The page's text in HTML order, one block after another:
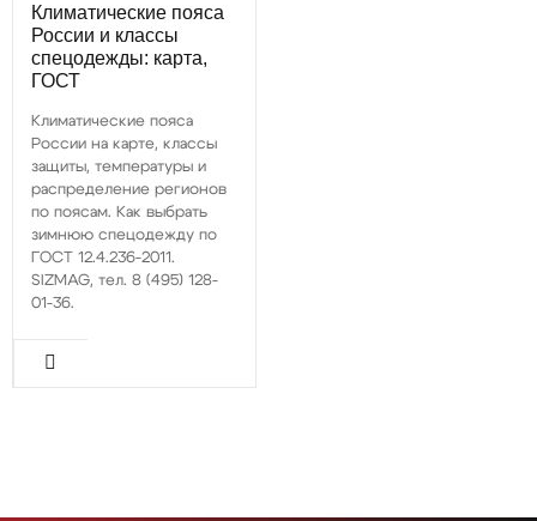
Климатические пояса
России и классы
спецодежды: карта,
ГОСТ
Климатические пояса
России на карте, классы
защиты, температуры и
распределение регионов
по поясам. Как выбрать
зимнюю спецодежду по
ГОСТ 12.4.236-2011.
SIZMAG, тел. 8 (495) 128-
01-36.